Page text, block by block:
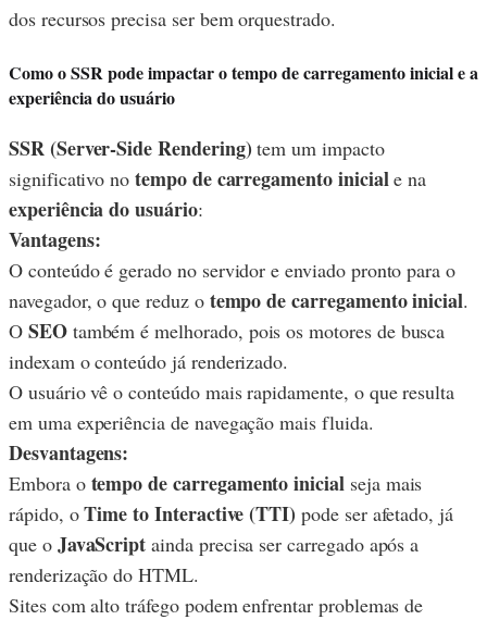
dos recursos precisa ser bem orquestrado.
Como o SSR pode impactar o tempo de carregamento inicial e a
experiência do usuário
SSR (Server-Side Rendering) tem um impacto
significativo notempo de carregamento iniciale na
experiência do usuário:
Vantagens:
O conteúdo é gerado no servidor e enviado pronto para o
navegador, o que reduz o tempo de carregamento inicial.
O SEOtambém é melhorado, pois os motores de busca
indexam o conteúdo já renderizado.
O usuário vê o conteúdo mais rapidamente, o que resulta
em uma experiência de navegação mais fluida.
Desvantagens:
Embora o tempo de carregamento inicial seja mais
rápido, oTime to Interactive (TTI) pode ser afetado, já
que o JavaScript ainda precisa ser carregado após a
renderização do HTML.
Sites com alto tráfego podem enfrentar problemas de